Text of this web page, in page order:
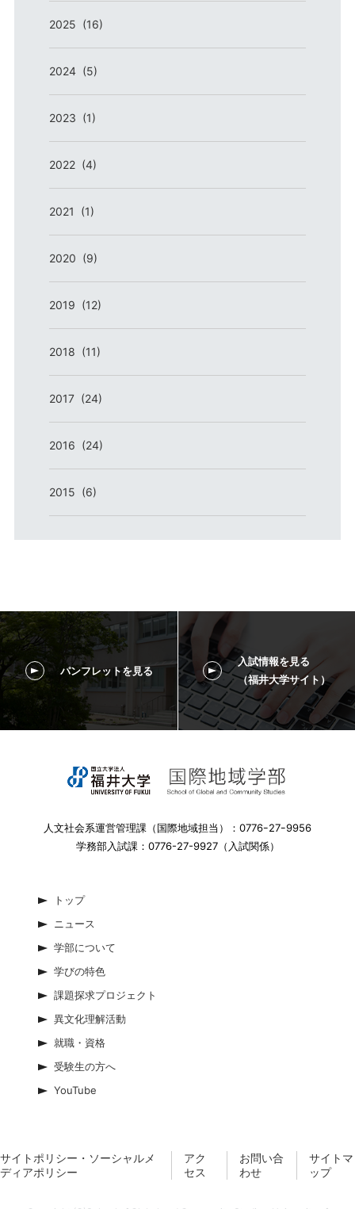
2025 (16)
2024 (5)
2023 (1)
2022 (4)
2021 (1)
2020 (9)
2019 (12)
2018 (11)
2017 (24)
2016 (24)
2015 (6)
パンフレットを見る
入試情報を見る
（福井大学サイト）
人文社会系運営管理課（国際地域担当）：0776ｰ27ｰ9956
学務部入試課：0776-27-9927（入試関係）
トップ
ニュース
学部について
学びの特色
課題探求プロジェクト
異文化理解活動
就職・資格
受験生の方へ
YouTube
サイトポリシー・ソーシャルメ
ディアポリシー
アク
セス
お問い合
わせ
サイトマ
ップ